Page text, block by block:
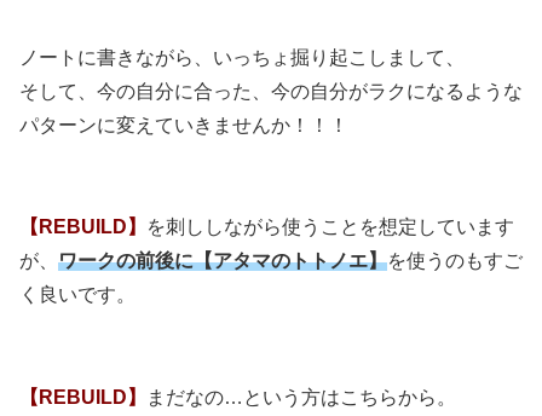
ノートに書きながら、いっちょ掘り起こしまして、
そして、今の自分に合った、今の自分がラクになるような
パターンに変えていきませんか！！！
【REBUILD】 を刺し しながら使うことを想定しています
が、 ワークの前後に【アタマのトトノエ】を使うのもすご
く良いです。
【REBUILD】 まだなの…という方はこちらから。